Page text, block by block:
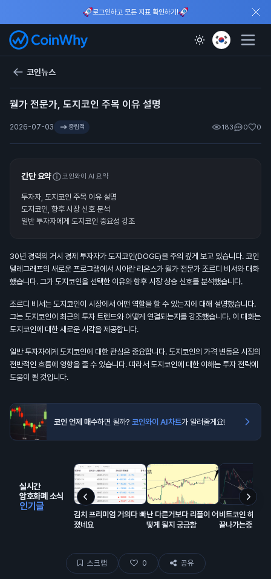
로그인하고 모든 지표 확인하기!
코인뉴스
월가 전문가, 도지코인 주목 이유 설명
2026-07-03 중립적 183 0 0
간단 요약 코인와이 AI 요약
투자자, 도지코인 주목 이유 설명
도지코인, 향후 시장 신호 분석
일반 투자자에게 도지코인 중요성 강조
30년 경력의 거시 경제 투자자가 도지코인(DOGE)을 주의 깊게 보고 있습니다. 코인
텔레그래프의 새로운 프로그램에서 시아란 리온스가 월가 전문가 조르디 비서와 대화
했습니다. 그가 도지코인을 선택한 이유와 향후 시장 상승 신호를 분석했습니다.
조르디 비서는 도지코인이 시장에서 어떤 역할을 할 수 있는지에 대해 설명했습니다.
그는 도지코인이 최근의 투자 트렌드와 어떻게 연결되는지를 강조했습니다. 이 대화는
도지코인에 대한 새로운 시각을 제공합니다.
일반 투자자에게 도지코인에 대한 관심은 중요합니다. 도지코인의 가격 변동은 시장의
전반적인 흐름에 영향을 줄 수 있습니다. 따라서 도지코인에 대한 이해는 투자 전략에
도움이 될 것입니다.
코인 언제 매수하면 될까? 코인와이 AI차트가 알려줄게요!
실시간
암호화폐 소식
인기글
김치 프리미엄 거의다 빠
졌네요
난 다른거보다 리플이 어
떻게 될지 궁금함
비트코인 하방
끝나가는중..
스크랩 0 공유